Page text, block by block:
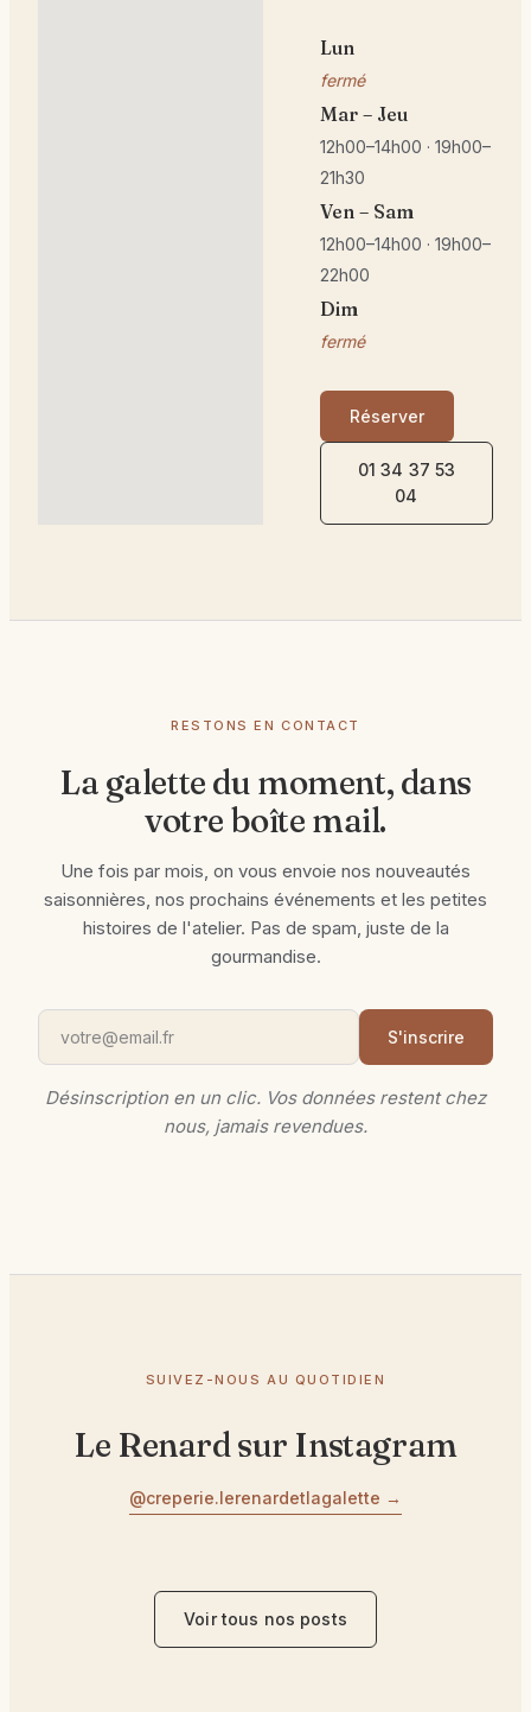
Lun
fermé
Mar – Jeu
12h00–14h00 · 19h00–
21h30
Ven – Sam
12h00–14h00 · 19h00–
22h00
Dim
fermé
Réserver
01 34 37 53
04
RESTONS EN CONTACT
La galette du moment, dans
votre boîte mail.
Une fois par mois, on vous envoie nos nouveautés
saisonnières, nos prochains événements et les petites
histoires de l'atelier. Pas de spam, juste de la
gourmandise.
S'inscrire
Désinscription en un clic. Vos données restent chez
nous, jamais revendues.
SUIVEZ-NOUS AU QUOTIDIEN
Le Renard sur Instagram
@creperie.lerenardetlagalette →
Voir tous nos posts